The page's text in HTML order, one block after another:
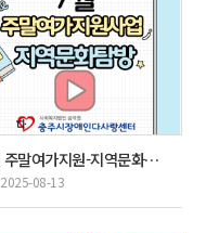
7월 주말여가지원-지역문화탐방
2025-08-13